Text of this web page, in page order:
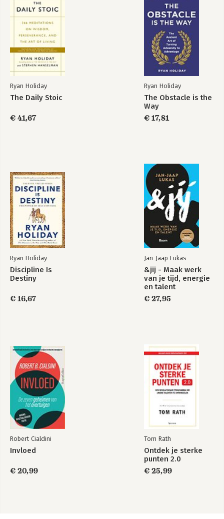
De dagelijkse
stoïcijn
Ego is de vijand
De weg van goed
naar groots
Het obstakel is de
weg
Bekijk alle boeken
Ryan Holiday
The Daily Stoic
€ 41,67
Ryan Holiday
The Obstacle is the
Way
€ 17,81
Ryan Holiday
Discipline Is
Destiny
€ 16,67
Jan-Jaap Lukas
&jij - Maak werk
van je tijd, energie
en talent
€ 27,95
Robert Cialdini
Invloed
€ 20,99
Tom Rath
Ontdek je sterke
punten 2.0
€ 25,99